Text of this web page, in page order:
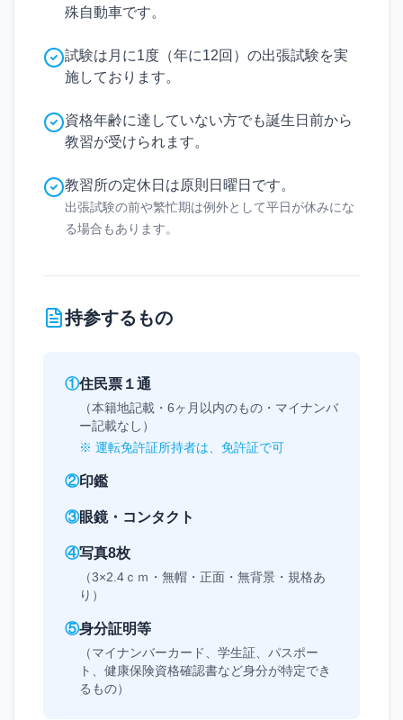
殊自動車です。
試験は月に1度（年に12回）の出張試験を実
施しております。
資格年齢に達していない方でも誕生日前から
教習が受けられます。
教習所の定休日は原則日曜日です。
出張試験の前や繁忙期は例外として平日が休みにな
る場合もあります。
持参するもの
①住民票１通
（本籍地記載・6ヶ月以内のもの・マイナンバ
ー記載なし）
※ 運転免許証所持者は、免許証で可
②印鑑
③眼鏡・コンタクト
④写真8枚
（3×2.4ｃｍ・無帽・正面・無背景・規格あ
り）
⑤身分証明等
（マイナンバーカード、学生証、パスポー
ト、健康保険資格確認書など身分が特定でき
るもの）